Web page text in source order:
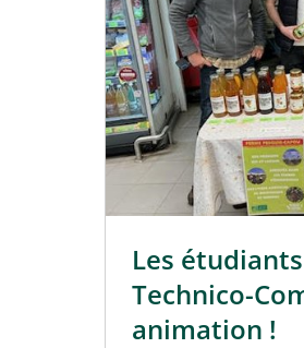
Les
Technico-
animation !